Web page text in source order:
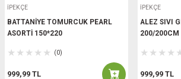
İPEKÇE
BATTANİYE TOMURCUK PEARL
ASORTİ 150*220
(0)
999,99 TL
İPEKÇE
ALEZ SIVI
200/200CM
999,99 TL